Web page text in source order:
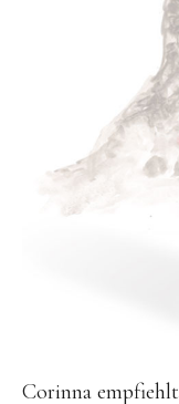
Corinna